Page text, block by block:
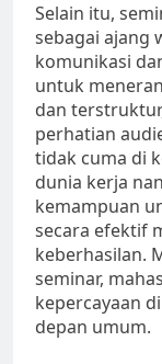
Selain itu,
sebagai ajang
komunikasi
untuk
dan
perhatian
tidak cuma di
dunia kerja
kemampuan
secara efektif
keberhasilan.
seminar,
kepercayaan
depan umum.